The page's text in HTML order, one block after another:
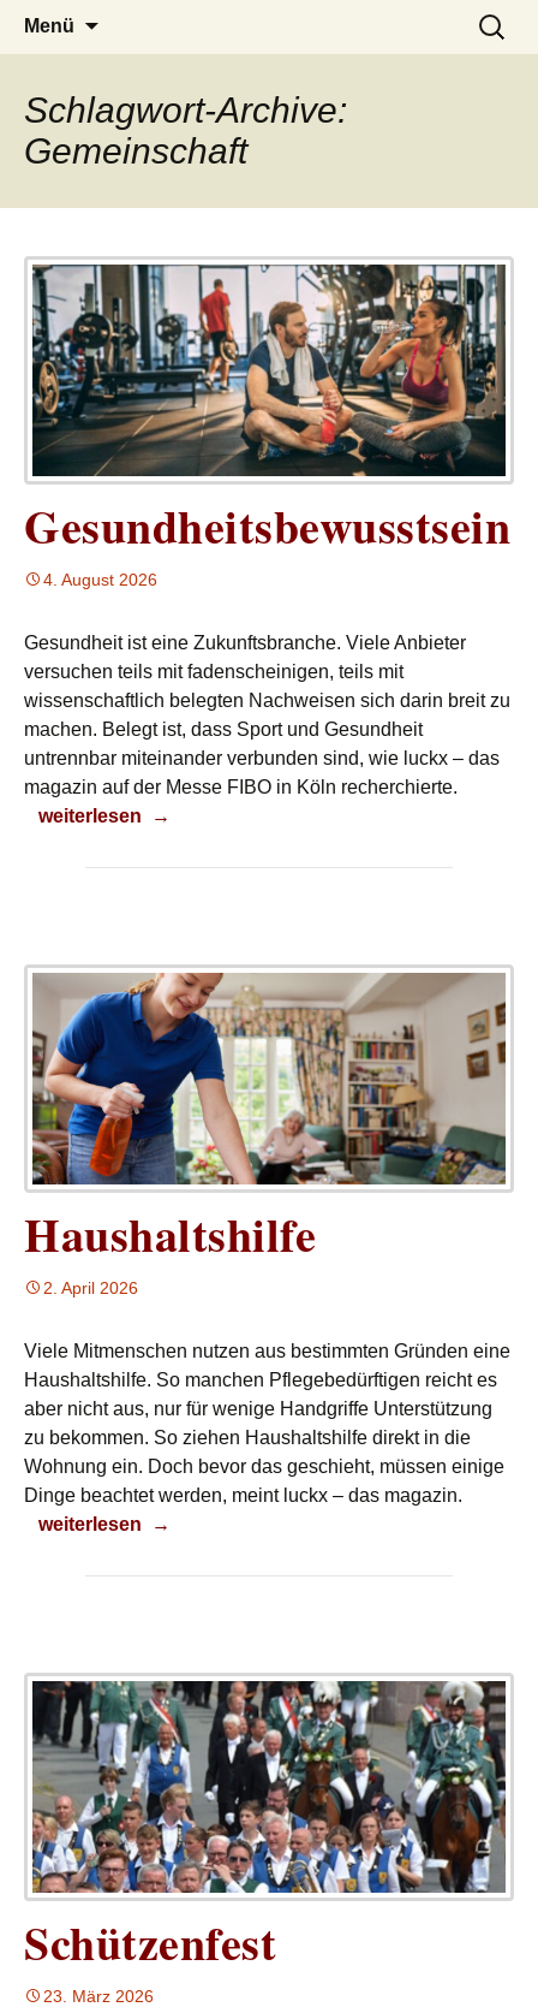
LUCKX
– das Magazin
Menü
Suchen
nach:
Schlagwort-Archive:
Gemeinschaft
Gesundheitsbewusstsein
4. August 2026
Gesundheit ist eine Zukunftsbranche. Viele Anbieter
versuchen teils mit fadenscheinigen, teils mit
wissenschaftlich belegten Nachweisen sich darin breit zu
machen. Belegt ist, dass Sport und Gesundheit
untrennbar miteinander verbunden sind, wie luckx – das
magazin auf der Messe FIBO in Köln recherchierte.
Gesundheitsbewusstsein
weiterlesen →
Haushaltshilfe
2. April 2026
Viele Mitmenschen nutzen aus bestimmten Gründen eine
Haushaltshilfe. So manchen Pflegebedürftigen reicht es
aber nicht aus, nur für wenige Handgriffe Unterstützung
zu bekommen. So ziehen Haushaltshilfe direkt in die
Wohnung ein. Doch bevor das geschieht, müssen einige
Dinge beachtet werden, meint luckx – das magazin.
Haushaltshilfe
weiterlesen →
Schützenfest
23. März 2026